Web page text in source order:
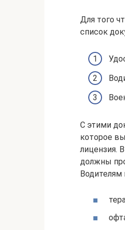
Для того
список
С этими
которое
лицензия.
должны
Водителям